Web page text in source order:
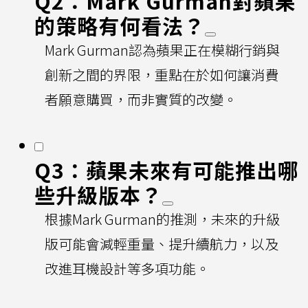
的策略有何看法？
Mark Gurman認為蘋果正在模糊行銷與
創新之間的界限，重點在於如何讓消費
者願意購買，而非實質的改變。
Q3：蘋果未來有可能推出哪
些升級版本？
根據Mark Gurman的推測，未來的升級
版可能會減輕重量、提升續航力，以及
改進耳機設計等多項功能。